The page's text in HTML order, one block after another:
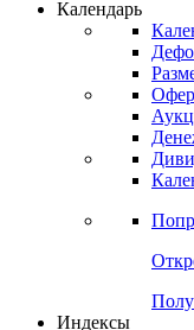
Календарь